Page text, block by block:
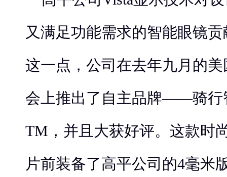
又满足功能需求的智能眼镜
这一点，公司在去年九月的
会上推出了自主品牌——骑行
TM，并且大获好评。这款时
片前装备了高平公司的4毫米